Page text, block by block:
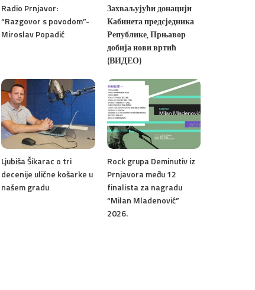
Radio Prnjavor:
“Razgovor s povodom”-
Miroslav Popadić
Захваљујући донацији
Кабинета предсједника
Републике, Прњавор
добија нови вртић
(ВИДЕО)
Ljubiša Šikarac o tri
decenije ulične košarke u
našem gradu
Rock grupa Deminutiv iz
Prnjavora među 12
finalista za nagradu
“Milan Mladenović”
2026.